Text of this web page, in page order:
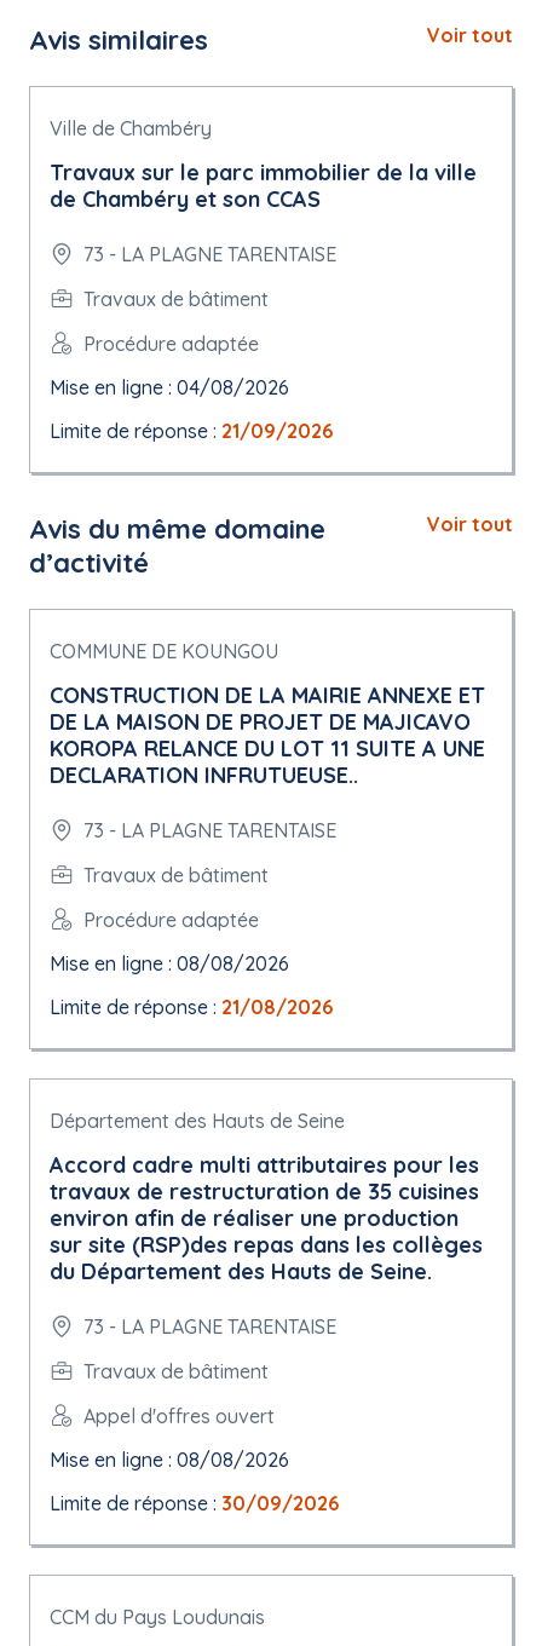
Avis similaires Voir tout
Ville de Chambéry
Travaux sur le parc immobilier de la ville
de Chambéry et son CCAS
73 - LA PLAGNE TARENTAISE
Travaux de bâtiment
Procédure adaptée
Mise en ligne : 04/08/2026
Limite de réponse : 21/09/2026
Avis du même domaine
d’activité
Voir tout
COMMUNE DE KOUNGOU
CONSTRUCTION DE LA MAIRIE ANNEXE ET
DE LA MAISON DE PROJET DE MAJICAVO
KOROPA RELANCE DU LOT 11 SUITE A UNE
DECLARATION INFRUTUEUSE..
73 - LA PLAGNE TARENTAISE
Travaux de bâtiment
Procédure adaptée
Mise en ligne : 08/08/2026
Limite de réponse : 21/08/2026
Département des Hauts de Seine
Accord cadre multi attributaires pour les
travaux de restructuration de 35 cuisines
environ afin de réaliser une production
sur site (RSP)des repas dans les collèges
du Département des Hauts de Seine.
73 - LA PLAGNE TARENTAISE
Travaux de bâtiment
Appel d'offres ouvert
Mise en ligne : 08/08/2026
Limite de réponse : 30/09/2026
CCM du Pays Loudunais